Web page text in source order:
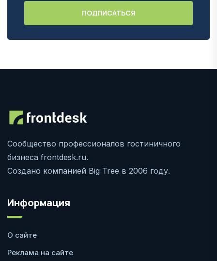
Сообщество профессионалов гостиничного
бизнеса frontdesk.ru.
Создано компанией Big Tree в 2006 году.
Информация
О сайте
Реклама на сайте